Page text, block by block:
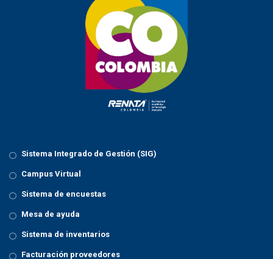
Sistema Integrado de Gestión (SIG)
Campus Virtual
Sistema de encuestas
Mesa de ayuda
Sistema de inventarios
Facturación proveedores